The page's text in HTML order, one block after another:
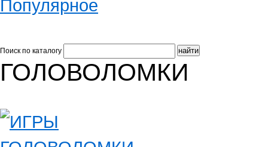
Популярное
Поиск по каталогу
ГОЛОВОЛОМКИ